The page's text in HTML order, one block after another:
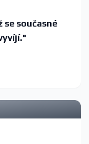
se současné